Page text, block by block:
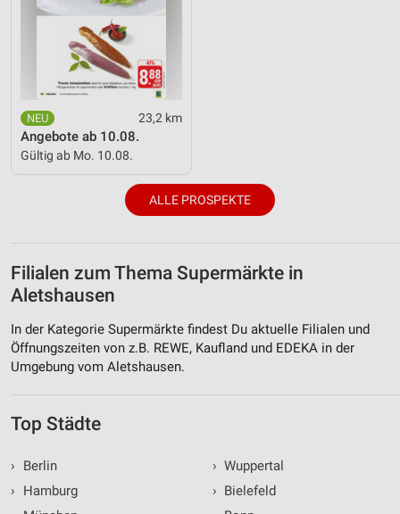
23,2 km
Angebote ab 10.08.
Gültig ab Mo. 10.08.
ALLE PROSPEKTE
Filialen zum Thema Supermärkte in
Aletshausen
In der Kategorie Supermärkte findest Du aktuelle Filialen und
Öffnungszeiten von z.B. REWE, Kaufland und EDEKA in der
Umgebung vom Aletshausen.
Top Städte
›
Berlin
›
Hamburg
› Wuppertal
› Bielefeld